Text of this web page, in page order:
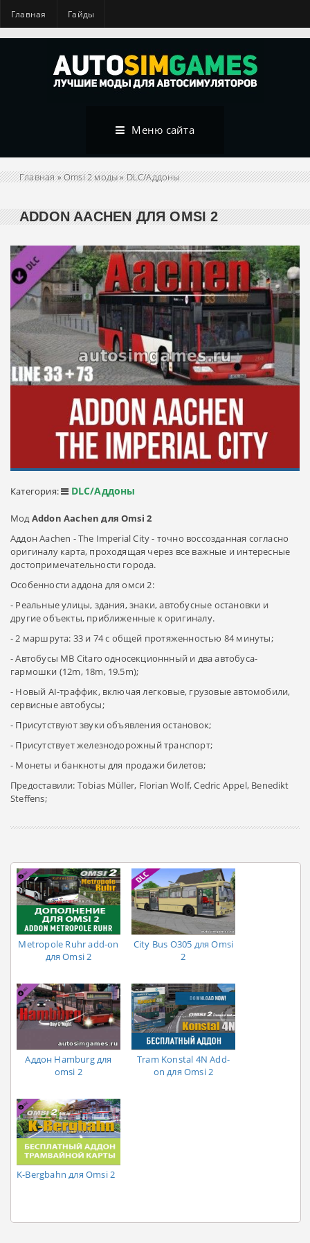
Главная Гайды
Меню сайта
Главная»Omsi 2 моды»DLC/Аддоны
ADDON AACHEN ДЛЯ OMSI 2
Категория: DLC/Аддоны
МодAddon Aachen для Omsi 2
Аддон Aachen - The Imperial City - точно воссозданная согласно
оригиналу карта, проходящая через все важные и интересные
достопримечательности города.
Особенности аддона для омси 2:
- Реальные улицы, здания, знаки, автобусные остановки и
другие объекты, приближенные к оригиналу.
- 2 маршрута: 33 и 74 с общей протяженностью 84 минуты;
- Автобусы MB Citaro односекционнный и два автобуса-
гармошки (12m, 18m, 19.5m);
- Новый AI-траффик, включая легковые, грузовые автомобили,
сервисные автобусы;
- Присутствуют звуки объявления остановок;
- Присутствует железнодорожный транспорт;
- Монеты и банкноты для продажи билетов;
Предоставили: Tobias Müller, Florian Wolf, Cedric Appel, Benedikt
Steffens;
Metropole Ruhr add-on
для Omsi 2
City Bus O305 для Omsi
2
Аддон Hamburg для
omsi 2
Tram Konstal 4N Add-
on для Omsi 2
K-Bergbahn для Omsi 2